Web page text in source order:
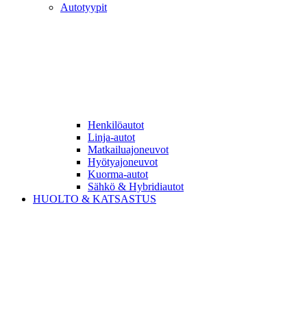
Autotyypit
Henkilöautot
Linja-autot
Matkailuajoneuvot
Hyötyajoneuvot
Kuorma-autot
Sähkö & Hybridiautot
HUOLTO & KATSASTUS